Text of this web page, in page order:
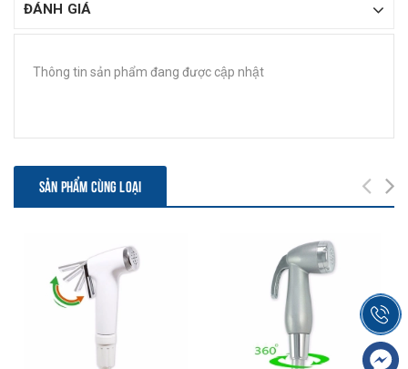
ĐÁNH GIÁ
Thông tin sản phẩm đang được cập nhật
SẢN PHẨM CÙNG LOẠI